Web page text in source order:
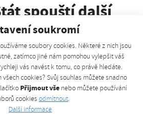
soukromí
soubory cookies. Některé z nich jsou
zatímco jiné nám pomohou vylepšit váš
vás navést k tomu, co právě hledáte.
cookies? Svůj souhlas můžete snadno
Přijmout vše nebo můžete používání
cookies odmítnout.
Další informace
spouští další
auta
11:12
tak chce samosprávy pobídnout
pohon, k čemuž se stát sám před
kraje mohou žádat o příspěvek na
a vozy na CNG. Jde zatím o